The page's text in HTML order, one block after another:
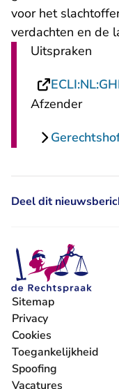
voor het
verdachten en de
Uitspraken
Afzender
Deel dit
Sitemap
Privacy
Cookies
Toegankelijkheid
Spoofing
Vacatures